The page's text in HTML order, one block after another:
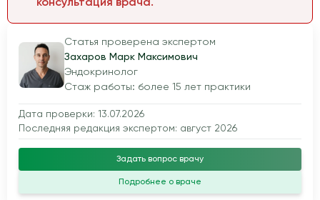
Статья проверена экспертом
Захаров Марк Максимович
Эндокринолог
Стаж работы: более 15 лет практики
Дата проверки: 13.07.2026
Последняя редакция экспертом: август 2026
Задать вопрос врачу
Подробнее о враче
консультация врача.